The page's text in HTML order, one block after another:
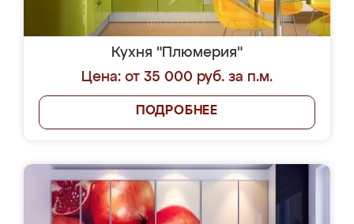
Кухня "Плюмерия"
Цена: от 35 000 руб. за п.м.
ПОДРОБНЕЕ